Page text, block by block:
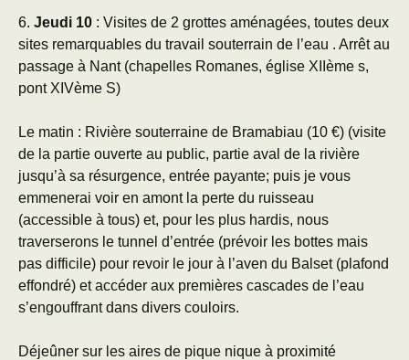
6. Jeudi 10 : Visites de 2 grottes aménagées, toutes deux
sites remarquables du travail souterrain de l’eau . Arrêt au
passage à Nant (chapelles Romanes, église XIIème s,
pont XIVème S)
Le matin : Rivière souterraine de Bramabiau (10 €) (visite
de la partie ouverte au public, partie aval de la rivière
jusqu’à sa résurgence, entrée payante; puis je vous
emmenerai voir en amont la perte du ruisseau
(accessible à tous) et, pour les plus hardis, nous
traverserons le tunnel d’entrée (prévoir les bottes mais
pas difficile) pour revoir le jour à l’aven du Balset (plafond
effondré) et accéder aux premières cascades de l’eau
s’engouffrant dans divers couloirs.
Déjeûner sur les aires de pique nique à proximité